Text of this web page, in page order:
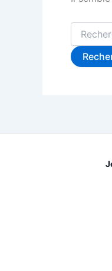
Rechercher